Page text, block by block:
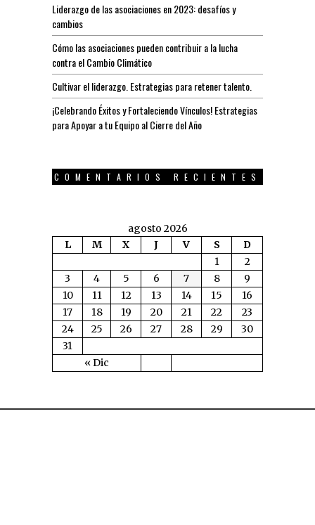
Liderazgo de las asociaciones en 2023: desafíos y
cambios
Cómo las asociaciones pueden contribuir a la lucha
contra el Cambio Climático
Cultivar el liderazgo. Estrategias para retener talento.
¡Celebrando Éxitos y Fortaleciendo Vínculos! Estrategias
para Apoyar a tu Equipo al Cierre del Año
COMENTARIOS RECIENTES
agosto 2026
L
M X J V S D
« Dic
1
2
3
4 5 6 7 8
9
10
11 12 13 14 15
16
17
18 19 20 21 22
23
24
25 26 27 28 29
30
31